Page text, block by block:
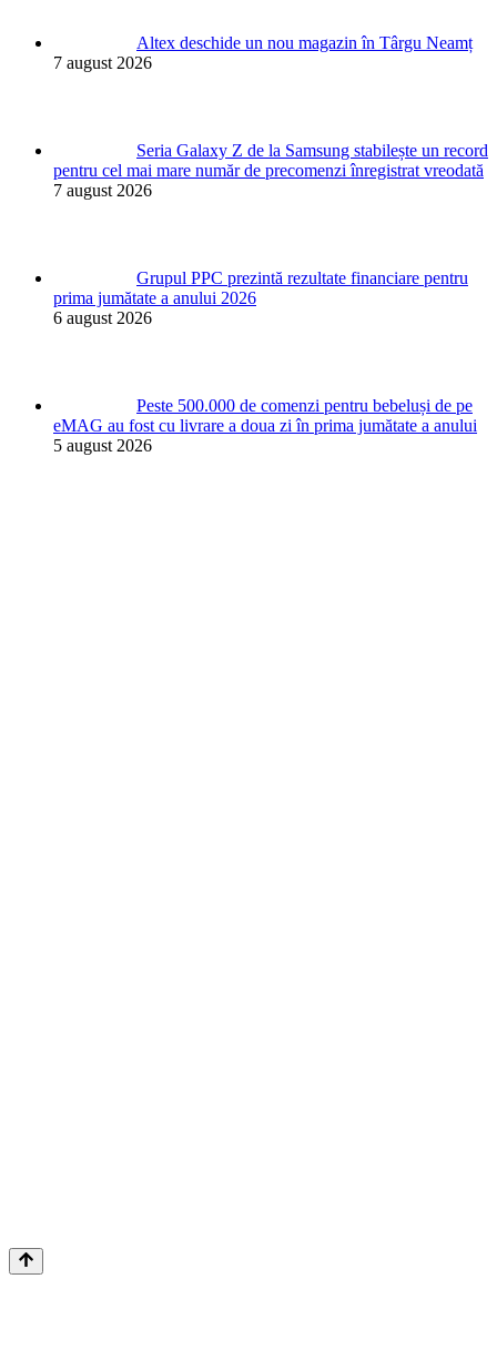
Altex deschide un nou magazin în Târgu Neamț
7 august 2026
Seria Galaxy Z de la Samsung stabilește un record
pentru cel mai mare număr de precomenzi înregistrat vreodată
7 august 2026
Grupul PPC prezintă rezultate financiare pentru
prima jumătate a anului 2026
6 august 2026
Peste 500.000 de comenzi pentru bebeluși de pe
eMAG au fost cu livrare a doua zi în prima jumătate a anului
5 august 2026